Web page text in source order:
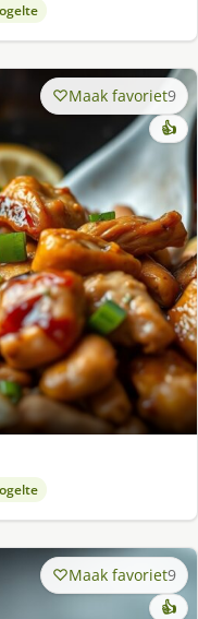
Maak favoriet9
👍
Maak favoriet9
👍